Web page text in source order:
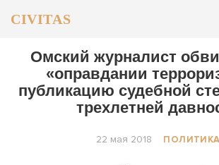
CIVITAS
ОБЩЕСТВО
Омский журналист
«оправдании
публикацию судебной
трехлетней
22 мая 2018 ПОЛИТИКА